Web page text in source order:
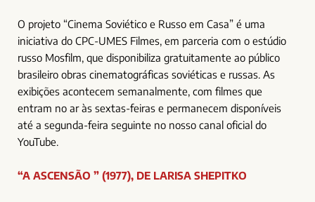
O projeto “Cinema Soviético e Russo em Casa” é uma
iniciativa do CPC-UMES Filmes, em parceria com o estúdio
russo Mosfilm, que disponibiliza gratuitamente ao público
brasileiro obras cinematográficas soviéticas e russas. As
exibições acontecem semanalmente, com filmes que
entram no ar às sextas-feiras e permanecem disponíveis
até a segunda-feira seguinte no nosso canal oficial do
YouTube.
“A ASCENSÃO ” (1977), DE LARISA SHEPITKO